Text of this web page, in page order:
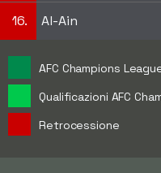
16. Al-Ain
AFC Champions
Qualificazioni AFC
Retrocessione